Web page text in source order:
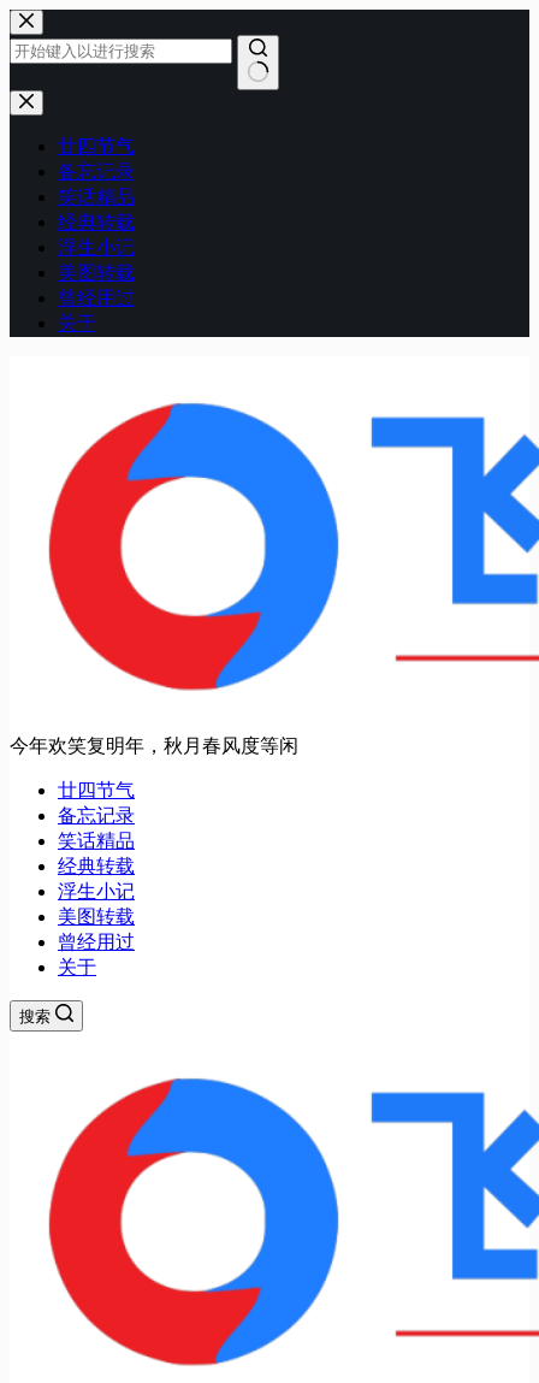
跳
至
内
容
无
廿四节气
备忘记录
笑话精品
经典转载
浮生小记
美图转载
曾经用过
关于
今年欢笑复明年，秋月春风度等闲
廿四节气
备忘记录
笑话精品
经典转载
浮生小记
美图转载
曾经用过
关于
搜索